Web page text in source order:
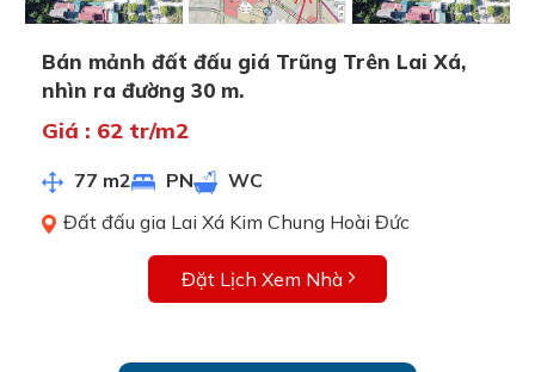
Bán mảnh đất đấu giá Trũng Trên Lai Xá,
nhìn ra đường 30 m.
Giá : 62 tr/m2
77 m2 PN
WC
Đất đấu gia Lai Xá Kim Chung Hoài Đức
Đặt Lịch Xem Nhà